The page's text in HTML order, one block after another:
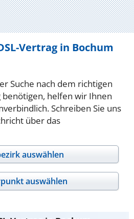
Vertrag in Bochum
Suche nach dem richtigen
benötigen, helfen wir Ihnen
Schreiben Sie uns
über das
auswählen
auswählen